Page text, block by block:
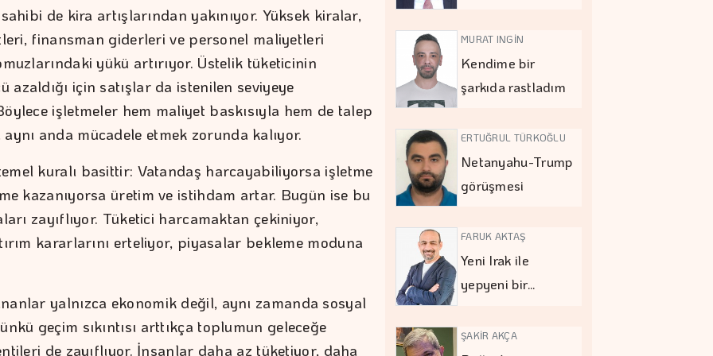
de kira artışlarından yakınıyor. Yüksek kiralar,
finansman giderleri ve personel maliyetleri
yükü artırıyor. Üstelik tüketicinin
azaldığı için satışlar da istenilen seviyeye
işletmeler hem maliyet baskısıyla hem de talep
anda mücadele etmek zorunda kalıyor.
kuralı basittir: Vatandaş harcayabiliyorsa işletme
kazanıyorsa üretim ve istihdam artar. Bugün ise bu
zayıflıyor. Tüketici harcamaktan çekiniyor,
kararlarını erteliyor, piyasalar bekleme moduna
yalnızca ekonomik değil, aynı zamanda sosyal
geçim sıkıntısı arttıkça toplumun geleceğe
de zayıflıyor. İnsanlar daha az tüketiyor, daha
MURAT INGİN
Kendime bir
şarkıda rastladım
ERTUĞRUL TÜRKOĞLU
Netanyahu-Trump
görüşmesi
FARUK AKTAŞ
Yeni Irak ile
yepyeni bir…
ŞAKİR AKÇA